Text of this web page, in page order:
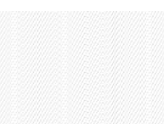
Skip to main content